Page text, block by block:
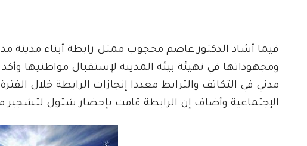
فيما أشاد الدكتور عاصم محجوب ممثل رابطة أبناء مدينة
ومجهوداتها في تهيئة بيئة المدينة لإستقبال مواطنيها
مدني في التكاتف والترابط معددا إنجازات الرابطة خلال
الإجتماعية وأضاف إن الرابطة قامت بإحضار شتول لتشجير